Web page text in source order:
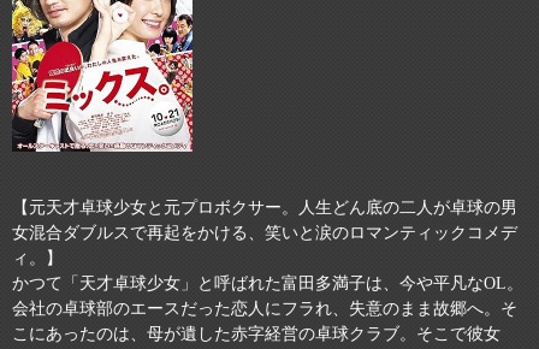
【元天才卓球少女と元プロボクサー。人生どん底の二人が卓球の男
女混合ダブルスで再起をかける、笑いと涙のロマンティックコメデ
ィ。】
かつて「天才卓球少女」と呼ばれた富田多満子は、今や平凡なOL。
会社の卓球部のエースだった恋人にフラれ、失意のまま故郷へ。そ
こにあったのは、母が遺した赤字経営の卓球クラブ。そこで彼女